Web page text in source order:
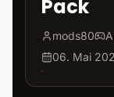
Pack
mods80
06. Mai